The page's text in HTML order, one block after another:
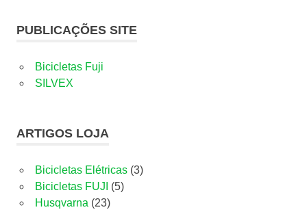
PUBLICAÇÕES SITE
Bicicletas Fuji
SILVEX
ARTIGOS LOJA
Bicicletas Elétricas 33
Bicicletas FUJI 55
Husqvarna 2323